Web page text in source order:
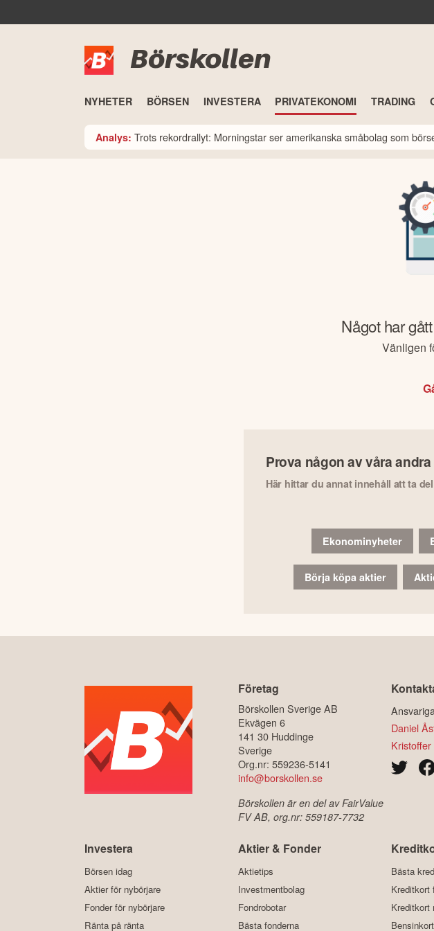
Börskollen
NYHETER BÖRSEN INVESTERA PRIVATEKONOMI TRADING
Analys: Trots rekordrallyt: Morningstar ser amerikanska småbolag som
Något har
Vänligen
Prova någon av våra
Här hittar du annat innehåll att ta
Ekonominyheter
Börja köpa aktier
Företag
Börskollen Sverige AB
Ekvägen 6
141 30 Huddinge
Sverige
Org.nr: 559236-5141
info@borskollen.se
Börskollen är en del av FairValue
FV AB, org.nr: 559187-7732
Daniel
Investera
Börsen idag
Aktier för nybörjare
Fonder för nybörjare
Ränta på ränta
Aktier & Fonder
Aktietips
Investmentbolag
Fondrobotar
Bästa fonderna
Bästa
Kreditkort
Kreditkort
Bensinkort